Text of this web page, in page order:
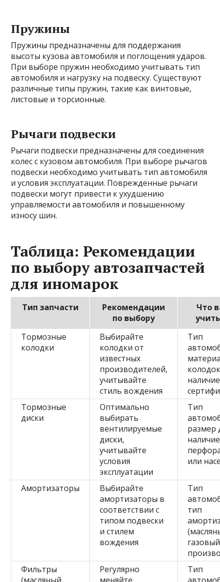
Пружины
Пружины предназначены для поддержания
высоты кузова автомобиля и поглощения ударов.
При выборе пружин необходимо учитывать тип
автомобиля и нагрузку на подвеску. Существуют
различные типы пружин, такие как винтовые,
листовые и торсионные.
Рычаги подвески
Рычаги подвески предназначены для соединения
колес с кузовом автомобиля. При выборе рычагов
подвески необходимо учитывать тип автомобиля
и условия эксплуатации. Поврежденные рычаги
подвески могут привести к ухудшению
управляемости автомобиля и повышенному
износу шин.
Таблица: Рекомендации
по выбору автозапчастей
для иномарок
Тип запчасти
Рекомендации
по выбору
Что
Тормозные
колодки
Выбирайте
колодки от
известных
производителей,
учитывайте
стиль вождения
Тип
наличие
Тормозные
диски
Оптимально
выбирать
вентилируемые
диски,
учитывайте
условия
эксплуатации
Тип
размер
наличие
или
Амортизаторы
Выбирайте
амортизаторы в
соответствии с
типом подвески
и стилем
вождения
Тип
тип
Фильтры
Регулярно
Тип